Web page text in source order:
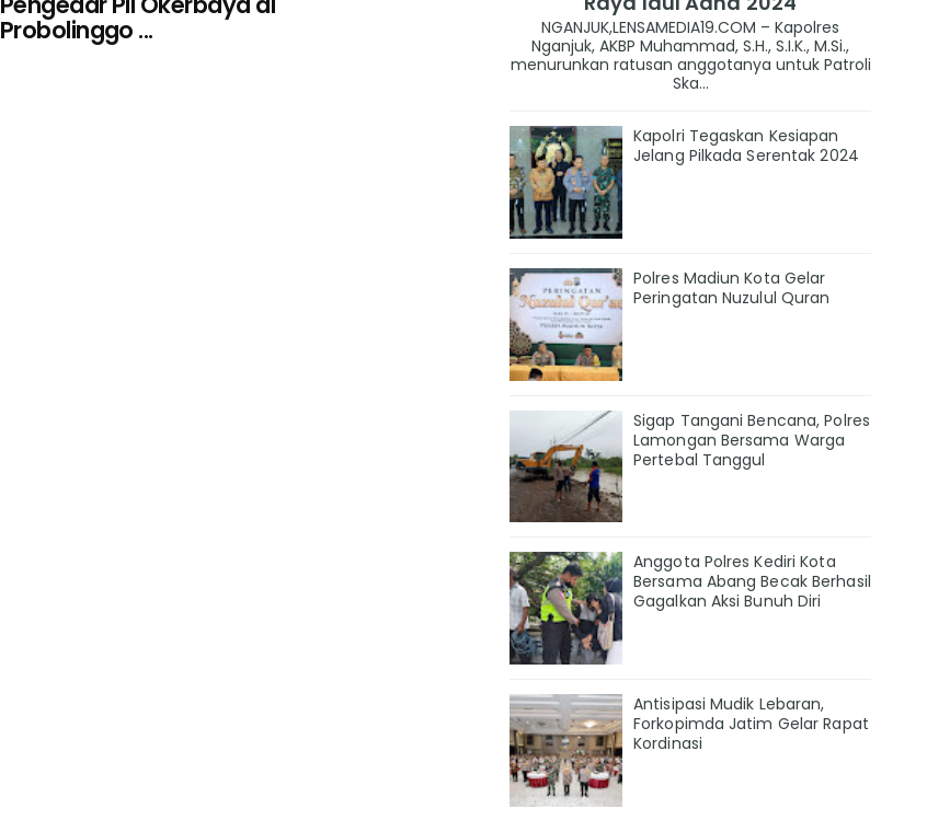
Probolinggo ...
NGANJUK,LENSAMEDIA19.COM – Kapolres
Nganjuk, AKBP Muhammad, S.H., S.I.K., M.Si.,
menurunkan ratusan anggotanya untuk Patroli
Ska...
Kapolri Tegaskan Kesiapan
Jelang Pilkada Serentak 2024
Polres Madiun Kota Gelar
Peringatan Nuzulul Quran
Sigap Tangani Bencana, Polres
Lamongan Bersama Warga
Pertebal Tanggul
Anggota Polres Kediri Kota
Bersama Abang Becak Berhasil
Gagalkan Aksi Bunuh Diri
Antisipasi Mudik Lebaran,
Forkopimda Jatim Gelar Rapat
Kordinasi